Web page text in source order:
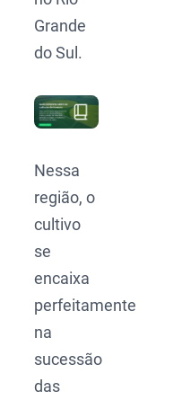
Grande
do Sul.
Nessa
região, o
cultivo
se
encaixa
perfeitamente
na
sucessão
das